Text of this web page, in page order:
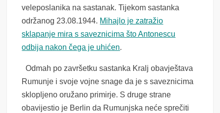
veleposlanika na sastanak. Tijekom sastanka
održanog 23.08.1944. Mihajlo je zatražio
sklapanje mira s saveznicima što Antonescu
odbija nakon čega je uhićen.
Odmah po završetku sastanka Kralj obavještava
Rumunje i svoje vojne snage da je s saveznicima
sklopljeno oružano primirje. S druge strane
obavijestio je Berlin da Rumunjska neće sprečiti